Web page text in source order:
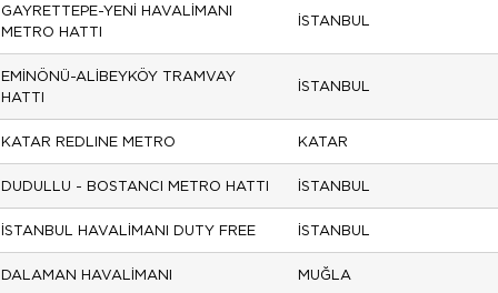
GAYRETTEPE-YENİ HAVALİMANI
METRO HATTI
İSTANBUL
EMİNÖNÜ-ALİBEYKÖY TRAMVAY
HATTI
İSTANBUL
KATAR REDLINE METRO KATAR
DUDULLU - BOSTANCI METRO HATTI İSTANBUL
İSTANBUL HAVALİMANI DUTY FREE İSTANBUL
DALAMAN HAVALİMANI MUĞLA